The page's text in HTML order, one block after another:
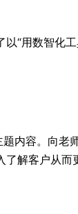
“用数智化
内容。向
解客户从